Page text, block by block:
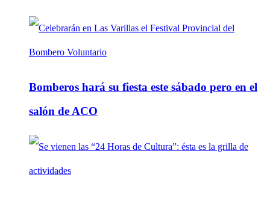
Bomberos hará su fiesta este sábado pero en el
salón de ACO